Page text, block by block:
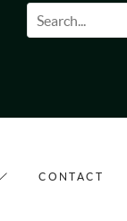
CONTACT